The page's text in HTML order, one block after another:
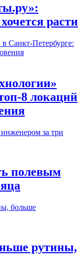
расти
8 локаций
полевым
рутины,